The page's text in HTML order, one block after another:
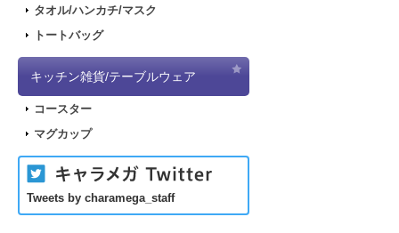
タオル/ハンカチ/マスク
トートバッグ
キッチン雑貨/テーブルウェア
コースター
マグカップ
Tweets by charamega_staff